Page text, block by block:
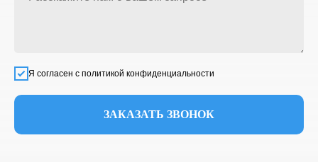
Я согласен с политикой конфиденциальности
ЗАКАЗАТЬ ЗВОНОК